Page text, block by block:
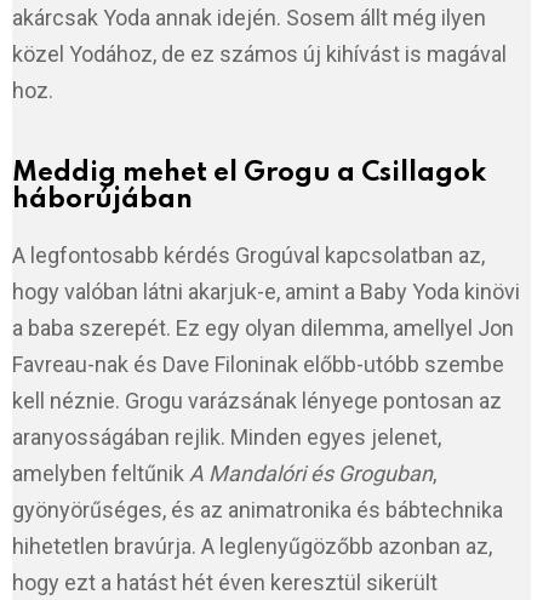
akárcsak Yoda annak idején. Sosem állt még ilyen
közel Yodához, de ez számos új kihívást is magával
hoz.
Meddig mehet el Grogu a Csillagok
háborújában
A legfontosabb kérdés Grogúval kapcsolatban az,
hogy valóban látni akarjuk-e, amint a Baby Yoda kinövi
a baba szerepét. Ez egy olyan dilemma, amellyel Jon
Favreau-nak és Dave Filoninak előbb-utóbb szembe
kell néznie. Grogu varázsának lényege pontosan az
aranyosságában rejlik. Minden egyes jelenet,
amelyben feltűnik A Mandalóri és Groguban,
gyönyörűséges, és az animatronika és bábtechnika
hihetetlen bravúrja. A leglenyűgözőbb azonban az,
hogy ezt a hatást hét éven keresztül sikerült